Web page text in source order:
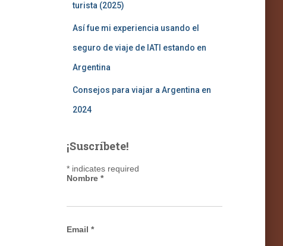
turista (2025)
Así fue mi experiencia usando el
seguro de viaje de IATI estando en
Argentina
Consejos para viajar a Argentina en
2024
¡Suscríbete!
*indicates required
Nombre *
Email *